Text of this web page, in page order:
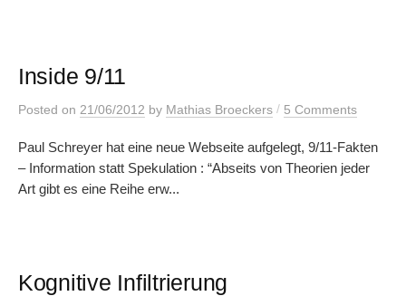
Inside 9/11
Posted on 21/06/2012 by Mathias Broeckers / 5 Comments
Paul Schreyer hat eine neue Webseite aufgelegt, 9/11-Fakten
– Information statt Spekulation : “Abseits von Theorien jeder
Art gibt es eine Reihe erw...
Kognitive Infiltrierung